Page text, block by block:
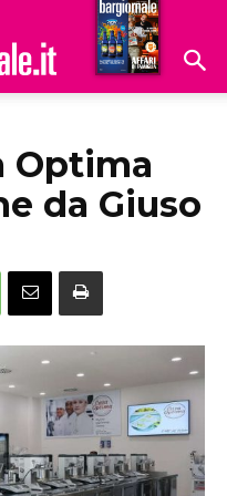
Hoteldomani
Optima
da Giuso